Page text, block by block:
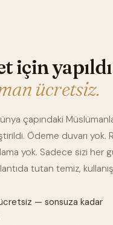
için
ücretsiz.
çapındaki
Ödeme duvarı yok.
yok. Sadece sizi her
tutan temiz,
— sonsuza kadar